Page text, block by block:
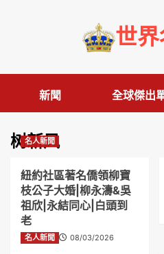
世
新聞 全球傑出
树新风
名人新聞
紐約社區著名僑領柳寶
枝公子大婚|柳永濤&吳
祖欣|永結同心|白頭到
老
树新风 08/03/2026
名人新聞